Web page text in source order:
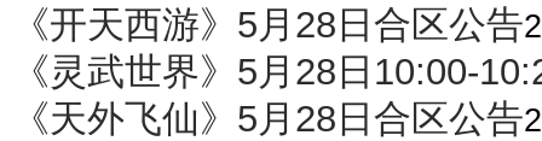
《开天西游》5月28日合区公告
《灵武世界》5月28日10:00-
《天外飞仙》5月28日合区公告